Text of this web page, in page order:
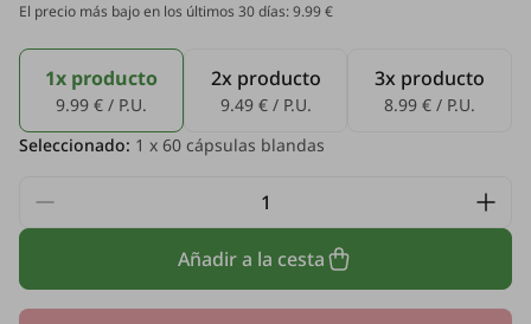
El precio más bajo en los últimos 30 días: 9.99 €
1x producto
9.99 € / P.U.
2x producto
9.49 € / P.U.
3x producto
8.99 € / P.U.
Seleccionado: 1 x 60 cápsulas blandas
Añadir a la cesta